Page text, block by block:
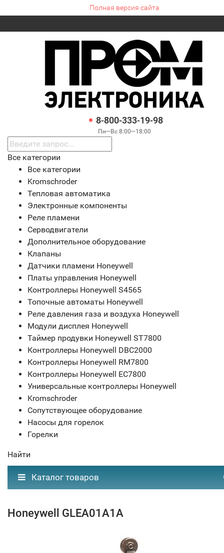
Полная версия сайта
8-800-333-19-98
Пн—Вс 8:00—18:00
Все категории
Все категории
Kromschroder
Тепловая автоматика
Электронные компоненты
Реле пламени
Серводвигатели
Дополнительное оборудование
Клапаны
Датчики пламени Honeywell
Платы управления Honeywell
Контроллеры Honeywell S4565
Топочные автоматы Honeywell
Реле давления газа и воздуха Honeywell
Модули дисплея Honeywell
Таймер продувки Honeywell ST7800
Контроллеры Honeywell DBC2000
Контроллеры Honeywell RM7800
Контроллеры Honeywell EC7800
Универсальные контроллеры Honeywell
Kromschroder
Сопутствующее оборудование
Насосы для горелок
Горелки
Найти
Каталог товаров
Honeywell GLEA01A1A